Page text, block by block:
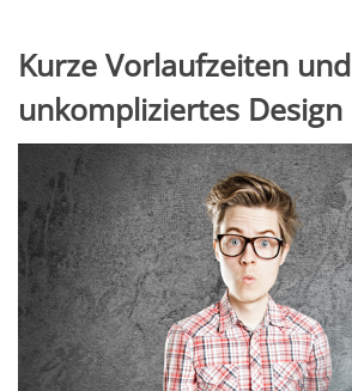
Kurze Vorlaufzeiten und
unkompliziertes Design